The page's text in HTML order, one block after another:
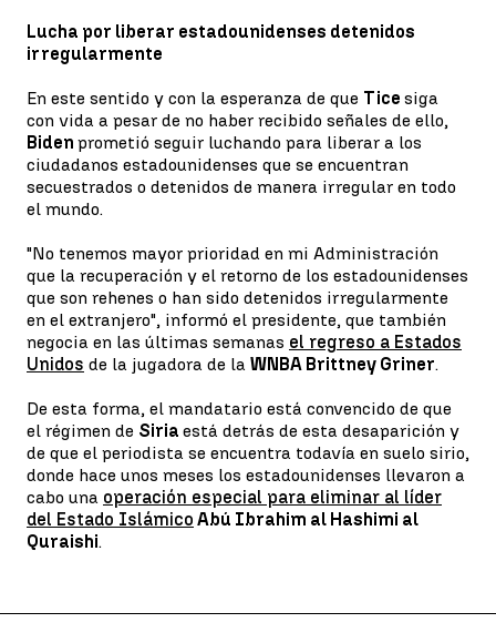
Lucha por liberar estadounidenses detenidos
irregularmente
En este sentido y con la esperanza de que Tice siga
con vida a pesar de no haber recibido señales de ello,
Biden prometió seguir luchando para liberar a los
ciudadanos estadounidenses que se encuentran
secuestrados o detenidos de manera irregular en todo
el mundo.
"No tenemos mayor prioridad en mi Administración
que la recuperación y el retorno de los estadounidenses
que son rehenes o han sido detenidos irregularmente
en el extranjero", informó el presidente, que también
negocia en las últimas semanas el regreso a Estados
Unidos de la jugadora de la WNBA Brittney Griner.
De esta forma, el mandatario está convencido de que
el régimen de Siria está detrás de esta desaparición y
de que el periodista se encuentra todavía en suelo sirio,
donde hace unos meses los estadounidenses llevaron a
cabo una operación especial para eliminar al líder
del Estado Islámico Abú Ibrahim al Hashimi al
Quraishi.